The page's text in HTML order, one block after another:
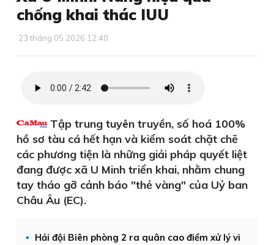
chống khai thác IUU
23 tháng 05 2026 12:40
Tập trung tuyên truyền, số hoá 100%
hồ sơ tàu cá hết hạn và kiểm soát chặt chẽ
các phương tiện là những giải pháp quyết liệt
đang được xã U Minh triển khai, nhằm chung
tay tháo gỡ cảnh báo "thẻ vàng" của Uỷ ban
Châu Âu (EC).
Hải đội Biên phòng 2 ra quân cao điểm xử lý vi